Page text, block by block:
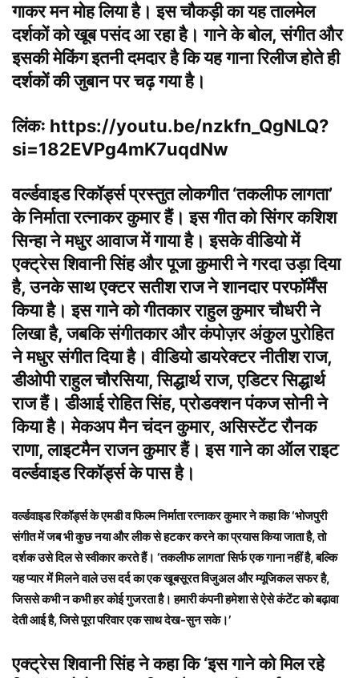
गाकर मन मोह लिया है। इस चौकड़ी का यह तालमेल
दर्शकों को खूब पसंद आ रहा है। गाने के बोल, संगीत और
इसकी मेकिंग इतनी दमदार है कि यह गाना रिलीज होते ही
दर्शकों की जुबान पर चढ़ गया है।
लिंकः https://youtu.be/nzkfn_QgNLQ?
si=182EVPg4mK7uqdNw
वर्ल्डवाइड रिकॉर्ड्स प्रस्तुत लोकगीत ‘तकलीफ लागता’
के निर्माता रत्नाकर कुमार हैं। इस गीत को सिंगर कशिश
सिन्हा ने मधुर आवाज में गाया है। इसके वीडियो में
एक्ट्रेस शिवानी सिंह और पूजा कुमारी ने गरदा उड़ा दिया
है, उनके साथ एक्टर सतीश राज ने शानदार परफॉर्मेंस
किया है। इस गाने को गीतकार राहुल कुमार चौधरी ने
लिखा है, जबकि संगीतकार और कंपोज़र अंकुल पुरोहित
ने मधुर संगीत दिया है। वीडियो डायरेक्टर नीतीश राज,
डीओपी राहुल चौरसिया, सिद्धार्थ राज, एडिटर सिद्धार्थ
राज हैं। डीआई रोहित सिंह, प्रोडक्शन पंकज सोनी ने
किया है। मेकअप मैन चंदन कुमार, असिस्टेंट रौनक
राणा, लाइटमैन राजन कुमार हैं। इस गाने का ऑल राइट
वर्ल्डवाइड रिकॉर्ड्स के पास है।
वर्ल्डवाइड रिकॉर्ड्स के एमडी व फिल्म निर्माता रत्नाकर कुमार ने कहा कि ‘भोजपुरी
संगीत में जब भी कुछ नया और लीक से हटकर करने का प्रयास किया जाता है, तो
दर्शक उसे दिल से स्वीकार करते हैं। ‘तकलीफ लागता’ सिर्फ एक गाना नहीं है, बल्कि
यह प्यार में मिलने वाले उस दर्द का एक खूबसूरत विजुअल और म्यूजिकल सफर है,
जिससे कभी न कभी हर कोई गुजरता है। हमारी कंपनी हमेशा से ऐसे कंटेंट को बढ़ावा
देती आई है, जिसे पूरा परिवार एक साथ देख-सुन सके।’
एक्ट्रेस शिवानी सिंह ने कहा कि ‘इस गाने को मिल रहे